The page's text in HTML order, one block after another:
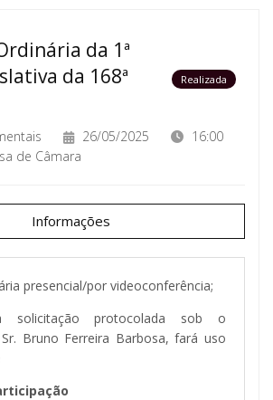
da 1ª
da 168ª
Realizada
26/05/2025
16:00
de Câmara
Informações
presencial/por videoconferência;
solicitação protocolada sob o
Bruno Ferreira Barbosa, fará uso